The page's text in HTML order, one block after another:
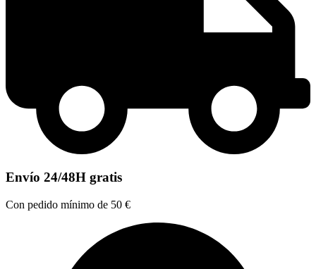
Envío 24/48H gratis
Con pedido mínimo de 50 €